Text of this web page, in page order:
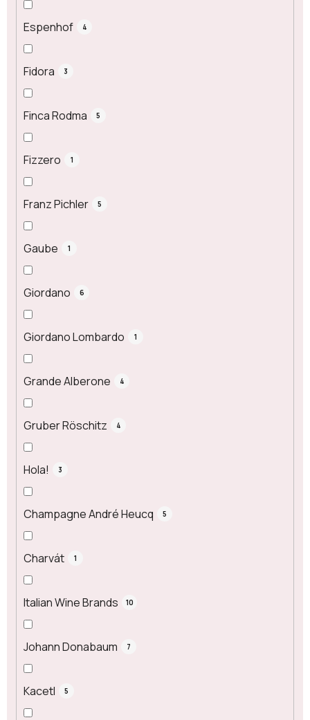
Espenhof 4
Fidora 3
Finca Rodma 5
Fizzero 1
Franz Pichler 5
Gaube 1
Giordano 6
Giordano Lombardo 1
Grande Alberone 4
Gruber Röschitz 4
Hola! 3
Champagne André Heucq 5
Charvát 1
Italian Wine Brands 10
Johann Donabaum 7
Kacetl 5